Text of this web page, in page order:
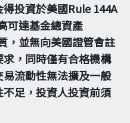
投資於美國Rule 144A
可達基金總資產
，並無向美國證管會註
，同時僅有合格機構
流動性無法擴及一般
足，投資人投資前須